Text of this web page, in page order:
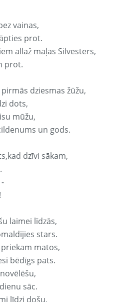
vainas,
prot.
allaž maļas Silvesters,
prot.
dziesmas žūžu,
dots,
mūžu,
un gods.
dzīvi sākam,
laimei līdzās,
stars.
matos,
bēdīgs pats.
sāc.
līdzi došu,